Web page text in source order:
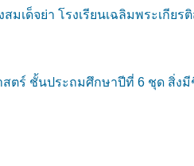
เด็จย่า โรงเรียนเฉลิมพระเกีย
สตร์ ชั้นประถมศึกษาปีที่ 6 ชุด สิ่ง